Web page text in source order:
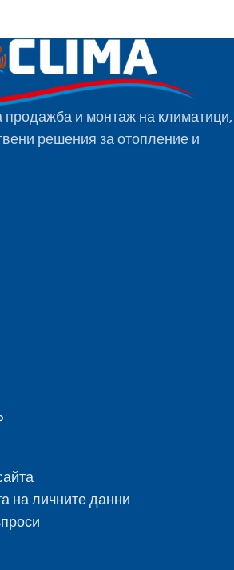
продажба и монтаж на климатици,
решения за отопление и
на личните данни